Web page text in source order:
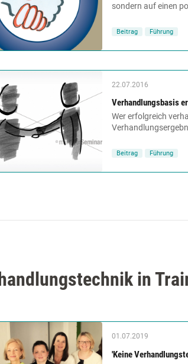
sondern auf einen
Beitrag Führung
22.07.2016
Verhandlungsbasis
Wer erfolgreich
Beitrag Führung
in
01.07.2019
'Keine